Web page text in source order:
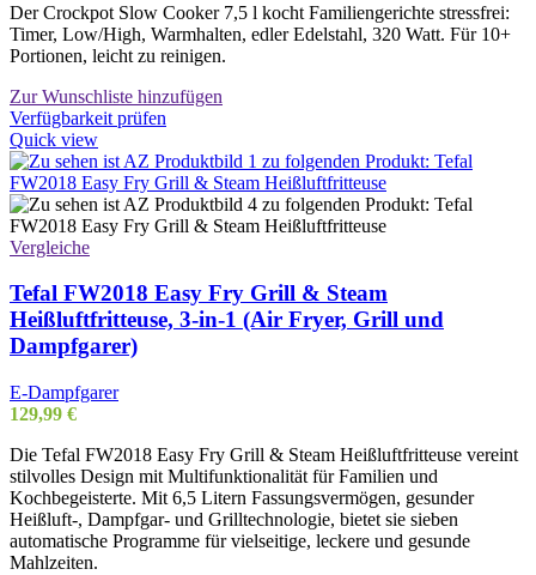
Der Crockpot Slow Cooker 7,5 l kocht Familiengerichte stressfrei:
Timer, Low/High, Warmhalten, edler Edelstahl, 320 Watt. Für 10+
Portionen, leicht zu reinigen.
Zur Wunschliste hinzufügen
Verfügbarkeit prüfen
Quick view
Vergleiche
Tefal FW2018 Easy Fry Grill & Steam
Heißluftfritteuse, 3-in-1 (Air Fryer, Grill und
Dampfgarer)
E-Dampfgarer
129,99 €
Die Tefal FW2018 Easy Fry Grill & Steam Heißluftfritteuse vereint
stilvolles Design mit Multifunktionalität für Familien und
Kochbegeisterte. Mit 6,5 Litern Fassungsvermögen, gesunder
Heißluft-, Dampfgar- und Grilltechnologie, bietet sie sieben
automatische Programme für vielseitige, leckere und gesunde
Mahlzeiten.